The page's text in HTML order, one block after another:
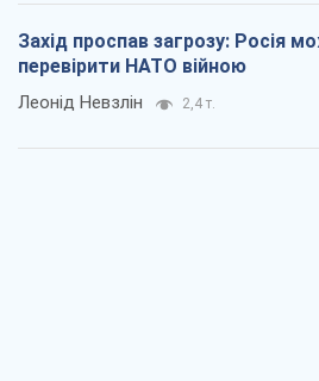
Захід проспав загрозу: Росія
перевірити НАТО війною
Леонід Невзлін 2,4 т.